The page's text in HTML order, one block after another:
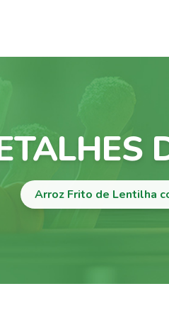
Arroz Frito de Lentilha